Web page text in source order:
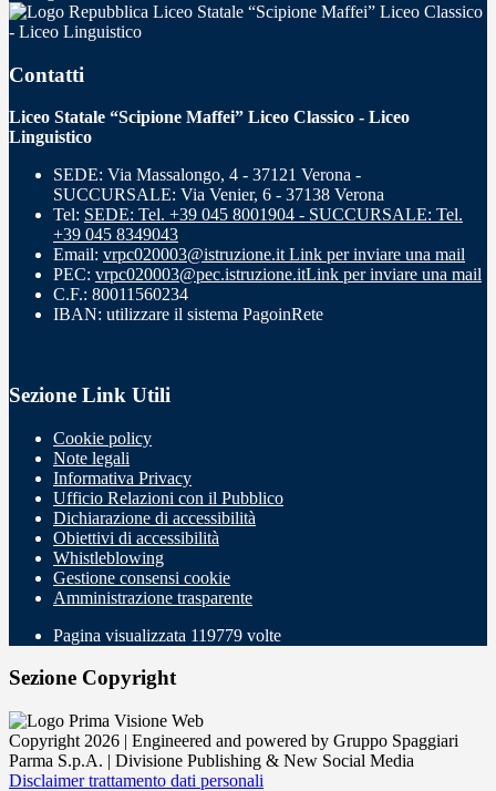
Liceo Statale “Scipione Maffei” Liceo Classico
- Liceo Linguistico
Contatti
Liceo Statale “Scipione Maffei” Liceo Classico - Liceo
Linguistico
SEDE: Via Massalongo, 4 - 37121 Verona -
SUCCURSALE: Via Venier, 6 - 37138 Verona
Tel: SEDE: Tel. +39 045 8001904 - SUCCURSALE: Tel.
+39 045 8349043
Email: vrpc020003@istruzione.it Link per inviare una mail
PEC: vrpc020003@pec.istruzione.itLink per inviare una mail
C.F.: 80011560234
IBAN: utilizzare il sistema PagoinRete
Sezione Link Utili
Cookie policy
Note legali
Informativa Privacy
Ufficio Relazioni con il Pubblico
Dichiarazione di accessibilità
Obiettivi di accessibilità
Whistleblowing
Gestione consensi cookie
Amministrazione trasparente
Pagina visualizzata 119779 volte
Sezione Copyright
Copyright 2026 | Engineered and powered by Gruppo Spaggiari
Parma S.p.A. | Divisione Publishing & New Social Media
Disclaimer trattamento dati personali